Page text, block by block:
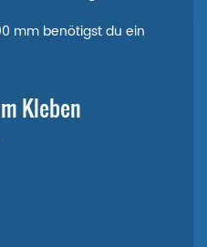
mm benötigst du ein
Kleben